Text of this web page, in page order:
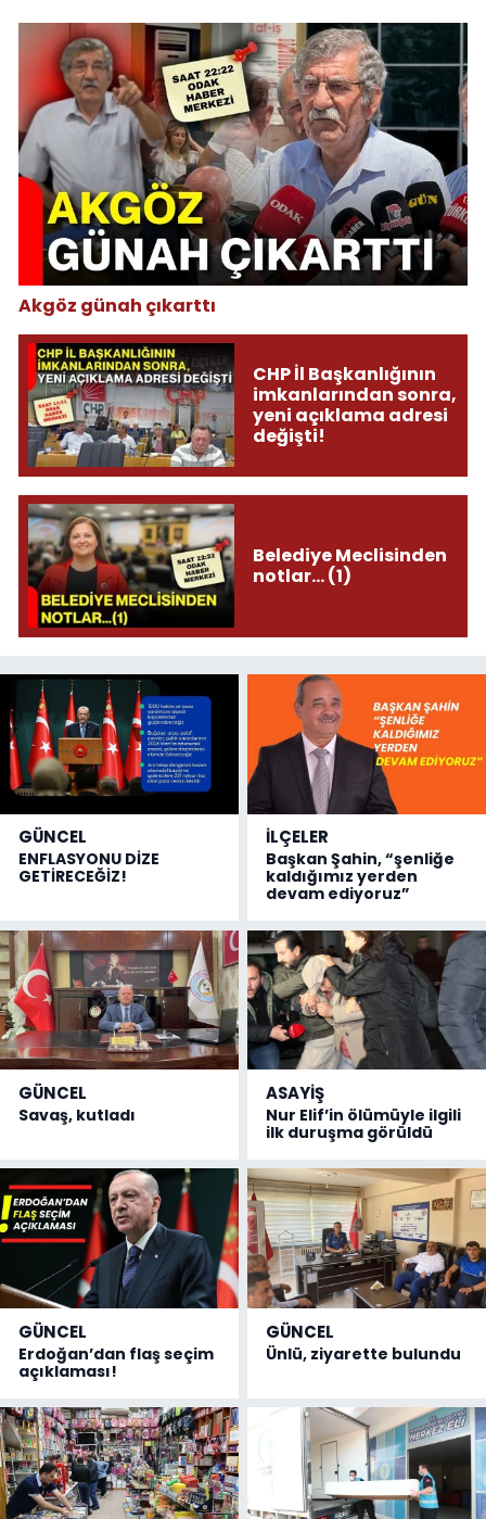
Akgöz günah çıkarttı
CHP İl Başkanlığının
imkanlarından sonra,
yeni açıklama adresi
değişti!
Belediye Meclisinden
notlar... (1)
GÜNCEL
ENFLASYONU DİZE
GETİRECEĞİZ!
İLÇELER
Başkan Şahin, “şenliğe
kaldığımız yerden
devam ediyoruz”
GÜNCEL
Savaş, kutladı
ASAYİŞ
Nur Elif’in ölümüyle ilgili
ilk duruşma görüldü
GÜNCEL
Erdoğan’dan flaş seçim
açıklaması!
GÜNCEL
Ünlü, ziyarette bulundu